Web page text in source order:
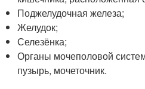
Поджелудочная железа;
Желудок;
Селезёнка;
Органы мочеполовой
пузырь, мочеточник.